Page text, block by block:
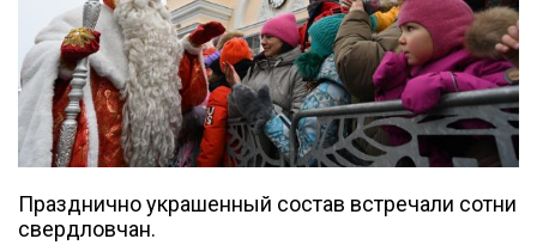
показывать
во
Празднично украшенный состав встречали сотни
свердловчан.